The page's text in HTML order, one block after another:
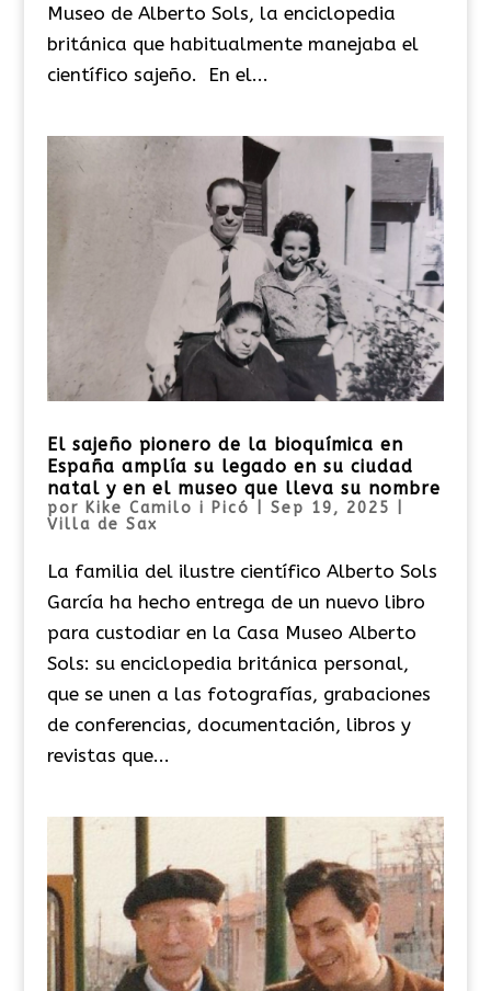
Museo de Alberto Sols, la enciclopedia
británica que habitualmente manejaba el
científico sajeño. En el...
El sajeño pionero de la bioquímica en
España amplía su legado en su ciudad
natal y en el museo que lleva su nombre
por Kike Camilo i Picó Sep 19, 2025
Villa de Sax
La familia del ilustre científico Alberto Sols
García ha hecho entrega de un nuevo libro
para custodiar en la Casa Museo Alberto
Sols: su enciclopedia británica personal,
que se unen a las fotografías, grabaciones
de conferencias, documentación, libros y
revistas que...